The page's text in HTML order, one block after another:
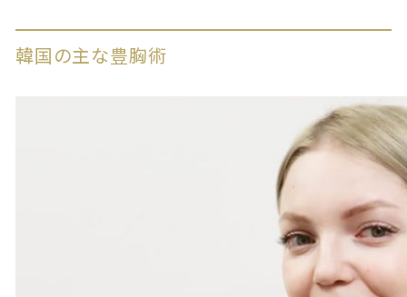
韓国の主な豊胸術